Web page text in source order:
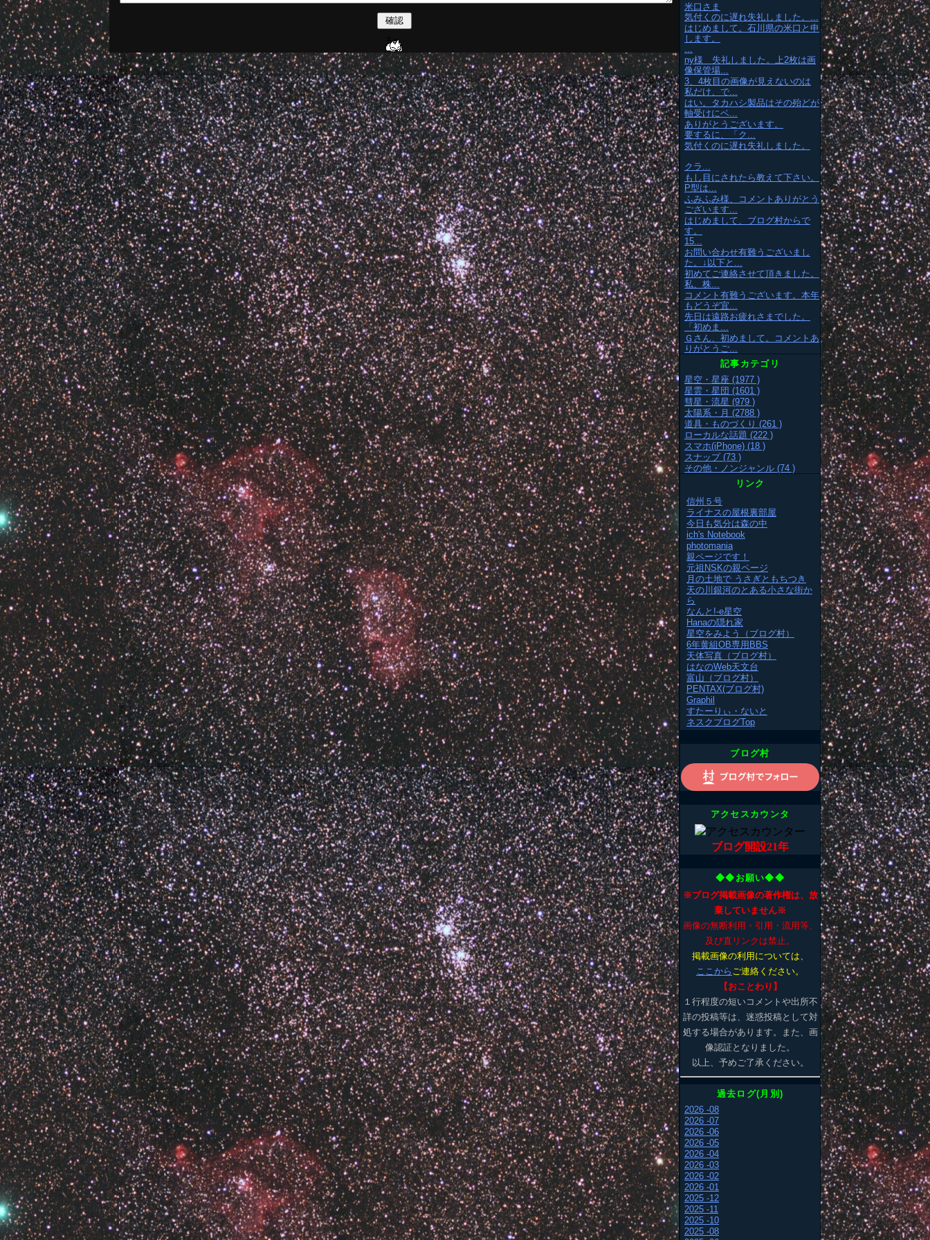
米口さま
気付くのに遅れ失礼しました。...
はじめまして。石川県の米口と申
します。
...
ny様 失礼しました。上2枚は画
像保管場...
3、4枚目の画像が見えないのは
私だけ、で...
はい。タカハシ製品はその殆どが
軸受けにベ...
ありがとうございます。
要するに、「ク...
気付くのに遅れ失礼しました。
クラ...
もし目にされたら教えて下さい。
P型は...
ふみふみ様、コメントありがとう
ございます...
はじめまして、ブログ村からで
す。
15...
お問い合わせ有難うございまし
た。↓以下と...
初めてご連絡させて頂きました。
私、株...
コメント有難うございます。本年
もどうぞ宜...
先日は遠路お疲れさまでした。
「初めま...
Ｇさん、初めまして。コメントあ
りがとうご...
記事カテゴリ
星空・星座 (1977 )
星雲・星団 (1601 )
彗星・流星 (979 )
太陽系・月 (2788 )
道具・ものづくり (261 )
ローカルな話題 (222 )
スマホ(iPhone) (18 )
スナップ (73 )
その他・ノンジャンル (74 )
リンク
信州５号
ライナスの屋根裏部屋
今日も気分は森の中
ich's Notebook
photomania
親ページです！
元祖NSKの親ページ
月の土地で うさぎともちつき
天の川銀河のとある小さな街か
ら
なんと!-e星空
Hanaの隠れ家
星空をみよう（ブログ村）
6年黄組OB専用BBS
天体写真（ブログ村）
はなのWeb天文台
富山（ブログ村）
PENTAX(ブログ村)
Graphil
すたーりぃ・ないと
ネスクブログTop
ブログ村
アクセスカウンタ
ブログ開設21年
◆◆お願い◆◆
※ブログ掲載画像の著作権は、放
棄していません※
画像の無断利用・引用・流用等、
及び直リンクは禁止。
掲載画像の利用については、
ここから ご連絡ください。
【おことわり】
１行程度の短いコメントや出所不
詳の投稿等は、迷惑投稿として対
処する場合があります。また、画
像認証となりました。
以上、予めご了承ください。
過去ログ(月別)
2026 -08
2026 -07
2026 -06
2026 -05
2026 -04
2026 -03
2026 -02
2026 -01
2025 -12
2025 -11
2025 -10
2025 -08